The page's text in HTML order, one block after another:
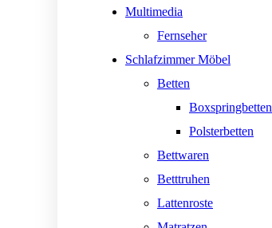
Multimedia
Fernseher
Schlafzimmer Möbel
Betten
Boxspringbetten
Polsterbetten
Bettwaren
Betttruhen
Lattenroste